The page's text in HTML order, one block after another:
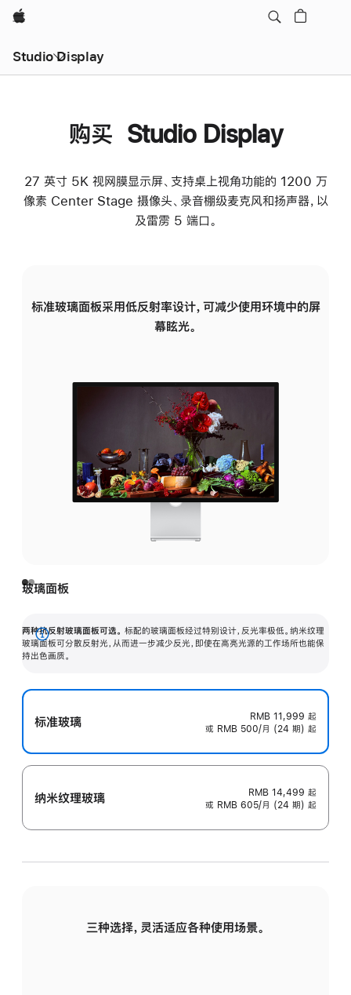
Apple
Studio Display
购买 Studio Display
27 英寸 5K 视网膜显示屏、支持桌上视角功能的 1200 万
像素 Center Stage 摄像头、录音棚级麦克风和扬声器，以
及雷雳 5 端口。
标准玻璃面板采用低反射率设计，可减少使用环境中的屏
幕眩光。
玻璃面板
两种抗反射玻璃面板可选。 标配的玻璃面板经过特别设计，反光率极低。纳米纹理
玻璃面板可分散反射光，从而进一步减少反光，即使在高亮光源的工作场所也能保
持出色画质。
展
开
标准玻璃 RMB 11,999 起
或 RMB 500/月 (24 期) 起
纳米纹理玻璃 RMB 14,499 起
或 RMB 605/月 (24 期) 起
三种选择，灵活适应各种使用场景。